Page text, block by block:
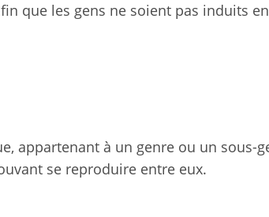
que les gens ne soient pas induits en
appartenant à un genre ou un sous-
se reproduire entre eux.